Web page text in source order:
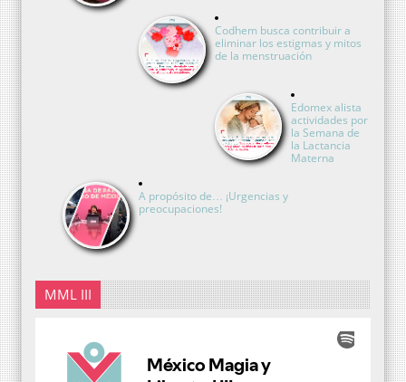
Codhem busca contribuir a
eliminar los estigmas y mitos
de la menstruación
Edomex alista
actividades por
la Semana de
la Lactancia
Materna
A propósito de… ¡Urgencias y
preocupaciones!
MML III